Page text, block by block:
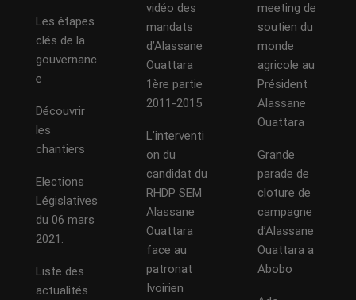
Les étapes
clés de la
gouvernanc
e
Découvrir
les
chantiers
Elections
Législatives
du 06 mars
2021.
Liste des
actualités
vidéo des
mandats
d’Alassane
Ouattara
1ère partie
2011-2015
L’interventi
on du
candidat du
RHDP SEM
Alassane
Ouattara
face au
patronat
Ivoirien
meeting de
soutien du
monde
agricole au
Président
Alassane
Ouattara
Grande
parade de
cloture de
campagne
d’Alassane
Ouattara a
Abobo